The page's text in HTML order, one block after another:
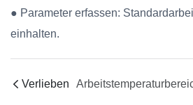
● Parameter erfassen:
einhalten.
Verlieben